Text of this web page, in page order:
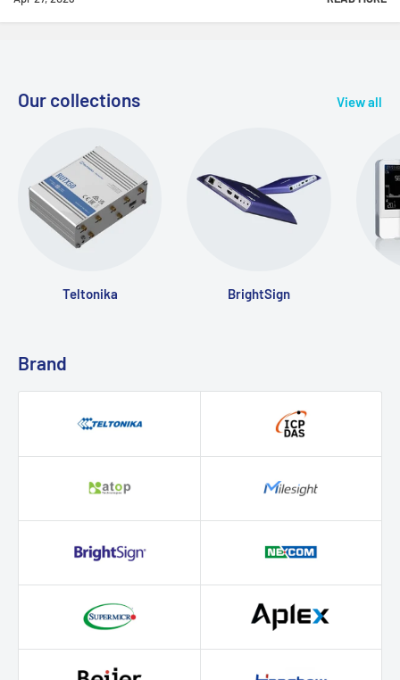
Our collections View all
Teltonika BrightSign
Brand